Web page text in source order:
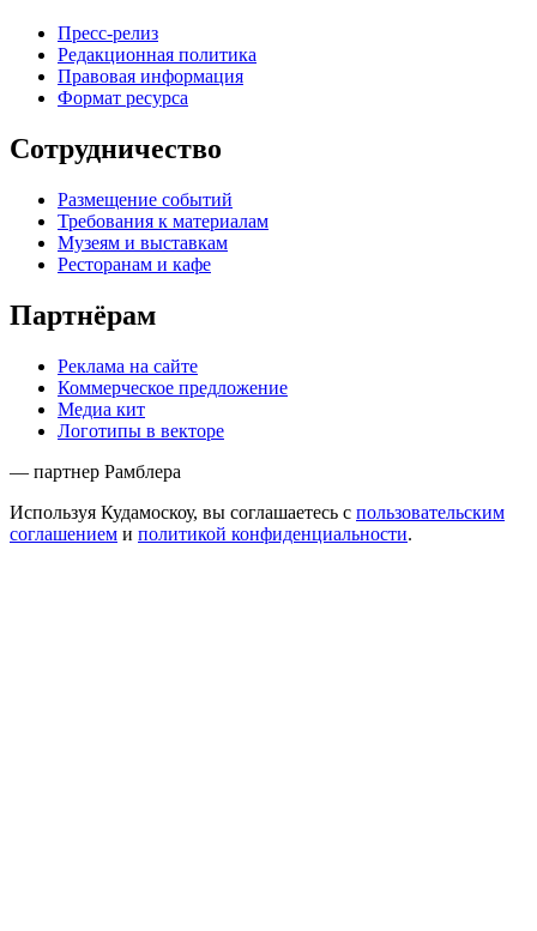
Пресс-релиз
Редакционная политика
Правовая информация
Формат ресурса
Сотрудничество
Размещение событий
Требования к материалам
Музеям и выставкам
Ресторанам и кафе
Партнёрам
Реклама на сайте
Коммерческое предложение
Медиа кит
Логотипы в векторе
— партнер Рамблера
Используя Кудамоскоу, вы соглашаетесь с пользовательским
соглашением и политикой конфиденциальности.